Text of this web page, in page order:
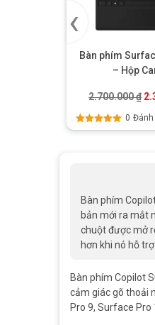
Bàn phím
– Hộp
2.700.000₫
Được xếp
0 Đánh
‹
Bàn phím
bản mới ra mắt
chuột được mở
hơn khi nó hỗ
Bàn phím Copilot
cảm giác gõ thoải
Pro 9, Surface Pro